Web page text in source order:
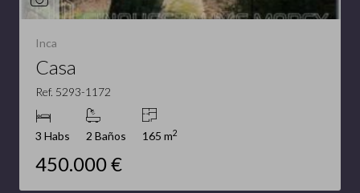
Inca
Casa
Ref. 5293-1172
3 Habs 2 Baños 165 m2
450.000 €